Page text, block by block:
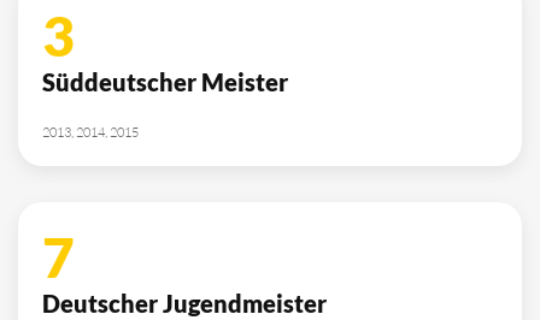
3
Süddeutscher Meister
2013, 2014, 2015
7
Deutscher Jugendmeister